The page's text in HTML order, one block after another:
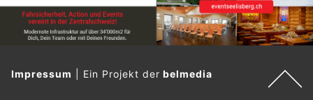
Impressum Ein Projekt derbelmedia